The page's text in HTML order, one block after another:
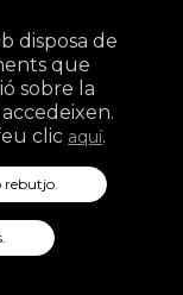
disposa de
que
sobre la
clic aquí.
rebutjo.